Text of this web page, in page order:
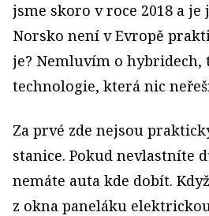
jsme skoro v roce 2018 a
Norsko není v Evropě
je? Nemluvím o hybridech,
technologie, která nic
Za prvé zde nejsou
stanice. Pokud nevlastníte
nemáte auta kde dobít.
z okna paneláku